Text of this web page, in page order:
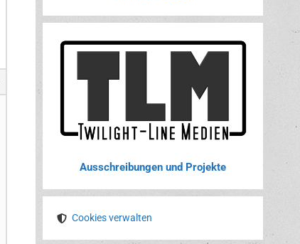
Ausschreibungen und Projekte
Cookies verwalten